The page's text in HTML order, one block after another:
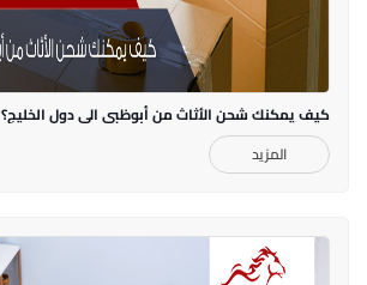
كيف يمكنك شحن الأثاث من أبوظبي الى دول الخليج؟
المزيد